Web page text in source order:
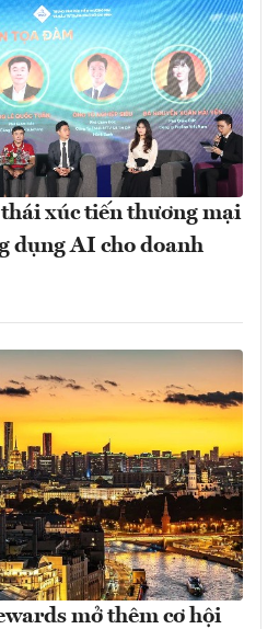
xúc tiến thương mại
dụng AI cho doanh
mở thêm cơ hội